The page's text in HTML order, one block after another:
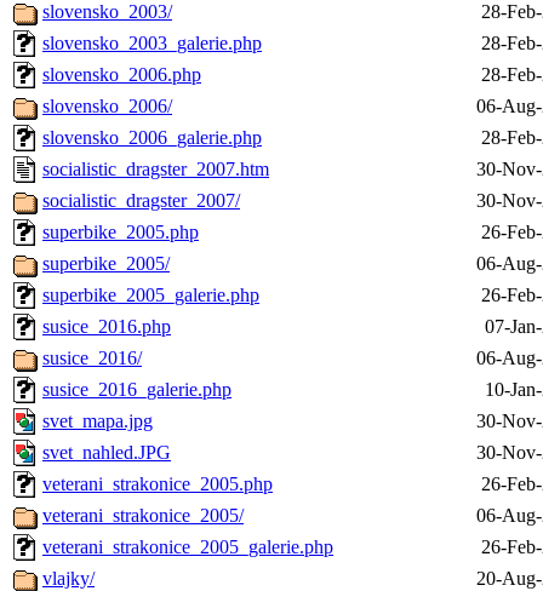
slovensko_2003/
28-
slovensko_2003_galerie.php
28-
slovensko_2006.php
28-
slovensko_2006/
06-
slovensko_2006_galerie.php
28-
socialistic_dragster_2007.htm
30-
socialistic_dragster_2007/
30-
superbike_2005.php
26-
superbike_2005/
06-
superbike_2005_galerie.php
26-
susice_2016.php
07-
susice_2016/
06-
susice_2016_galerie.php
10-
svet_mapa.jpg
30-
svet_nahled.JPG
30-
veterani_strakonice_2005.php
26-
veterani_strakonice_2005/
06-
veterani_strakonice_2005_galerie.php
26-
vlajky/
20-